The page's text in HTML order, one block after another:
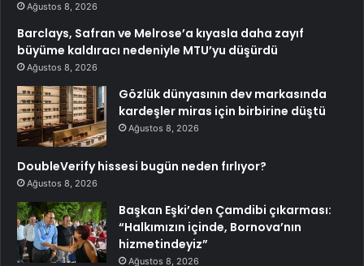
Ağustos 8, 2026
Barclays, Safran ve Melrose’a kıyasla daha zayıf
büyüme kaldıracı nedeniyle MTU’yu düşürdü
Ağustos 8, 2026
Gözlük dünyasının dev markasında
kardeşler miras için birbirine düştü
Ağustos 8, 2026
DoubleVerify hissesi bugün neden fırlıyor?
Ağustos 8, 2026
Başkan Eşki’den Çamdibi çıkarması:
“Halkımızın içinde, Bornova’nın
hizmetindeyiz”
Ağustos 8, 2026